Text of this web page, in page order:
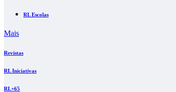
RL Escolas
Mais
Revistas
RL Iniciativas
RL+65